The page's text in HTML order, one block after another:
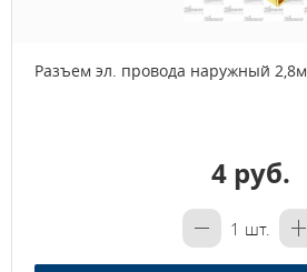
Разъем эл. провода наружный
4 руб.
1 шт.